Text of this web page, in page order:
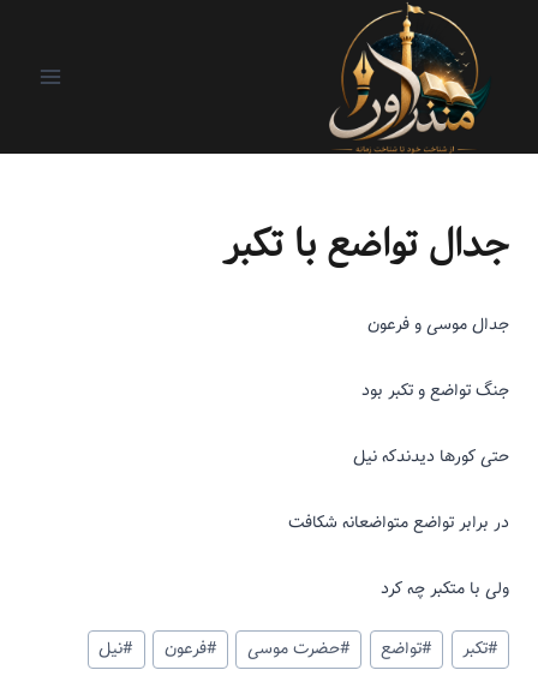
جدال تواضع با تکبر
جدال موسی و فرعون
جنگ تواضع و تکبر بود
حتی کورها دیدندکه نیل
در برابر تواضعمتواضعانه شکافت
ولی با متکبر چه کرد
#تکبر #تواضع #حضرت موسی #فرعون #نیل